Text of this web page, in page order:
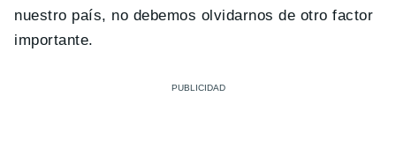
nuestro país, no debemos olvidarnos de otro factor
importante.